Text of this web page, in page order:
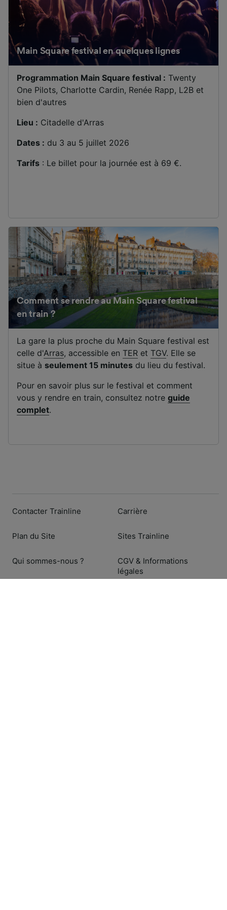
Main Square festival en quelques lignes
Programmation Main Square festival : Twenty
One Pilots, Charlotte Cardin, Renée Rapp, L2B et
bien d'autres
Lieu : Citadelle d'Arras
Dates : du 3 au 5 juillet 2026
Tarifs : Le billet pour la journée est à 69 €.
Comment se rendre au Main Square festival
en train ?
La gare la plus proche du Main Square festival est
celle d'Arras, accessible en TER et TGV. Elle se
situe à seulement 15 minutes du lieu du festival.
Pour en savoir plus sur le festival et comment
vous y rendre en train, consultez notre guide
complet.
Contacter Trainline
Plan du Site
Qui sommes-nous ?
Carrière
Sites Trainline
CGV & Informations
légales
contenu personnalisés, mesure de
performance des publicités et du contenu,
études d’audience et développement de
Liste de nos partenaires (fournisseurs)